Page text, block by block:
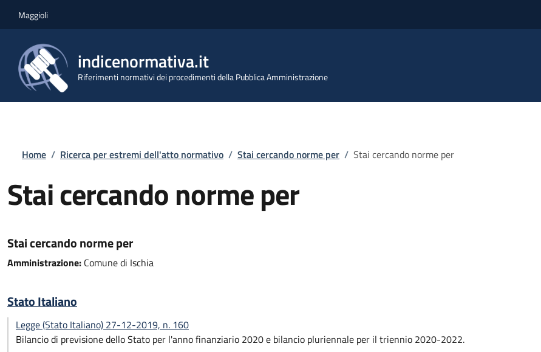
Maggioli
indicenormativa.it
Riferimenti normativi dei procedimenti della Pubblica Amministrazione
Briciole di pane
Home / Ricerca per estremi dell'atto normativo / Stai cercando norme per / Stai cercando norme per
Stai cercando norme per
Stai cercando norme per
Amministrazione: Comune di Ischia
Stato Italiano
Legge (Stato Italiano) 27-12-2019, n. 160
Bilancio di previsione dello Stato per l'anno finanziario 2020 e bilancio pluriennale per il triennio 2020-2022.